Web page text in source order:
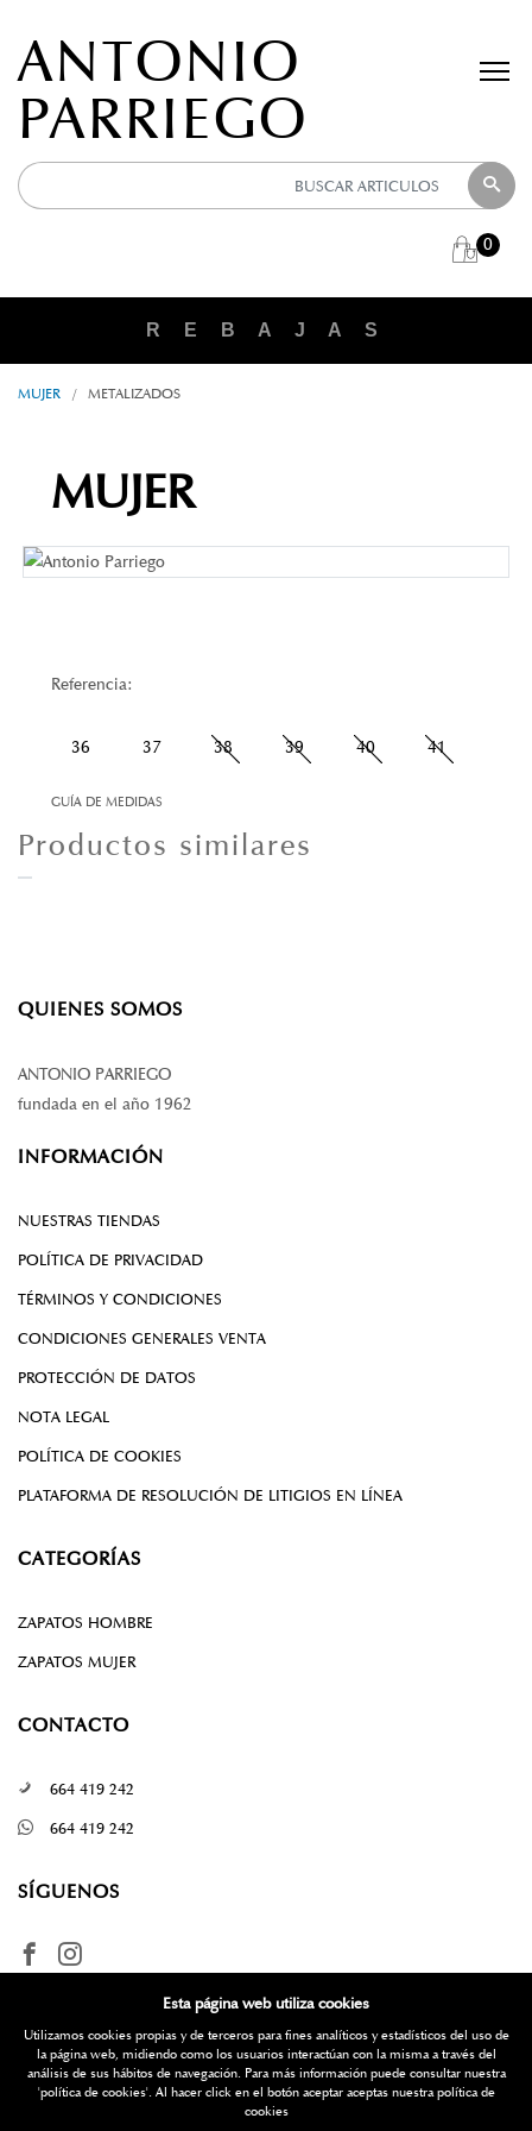
ANTONIO
PARRIEGO
0
R E B A J A S
MUJER / METALIZADOS
MUJER
Referencia:
36 37 38 39 40 41
GUÍA DE MEDIDAS
Productos similares
QUIENES SOMOS
ANTONIO PARRIEGO
fundada en el año 1962
INFORMACIÓN
NUESTRAS TIENDAS
POLÍTICA DE PRIVACIDAD
TÉRMINOS Y CONDICIONES
CONDICIONES GENERALES VENTA
PROTECCIÓN DE DATOS
NOTA LEGAL
POLÍTICA DE COOKIES
PLATAFORMA DE RESOLUCIÓN DE LITIGIOS EN LÍNEA
CATEGORÍAS
ZAPATOS HOMBRE
ZAPATOS MUJER
CONTACTO
664 419 242
664 419 242
SÍGUENOS
¿Quieres más información? Escríbenos
Esta página web utiliza cookies
Utilizamos cookies propias y de terceros para fines analíticos y estadísticos del uso de
la página web, midiendo como los usuarios interactúan con la misma a través del
análisis de sus hábitos de navegación. Para más información puede consultar nuestra
'política de cookies'. Al hacer click en el botón aceptar aceptas nuestra política de
cookies